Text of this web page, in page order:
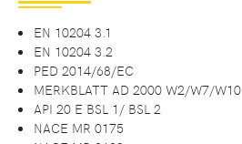
EN 10204 3.1
EN 10204 3.2
PED 2014/68/EC
MERKBLATT AD 2000 W2/W7/W10
API 20 E BSL 1/ BSL 2
NACE MR 0175